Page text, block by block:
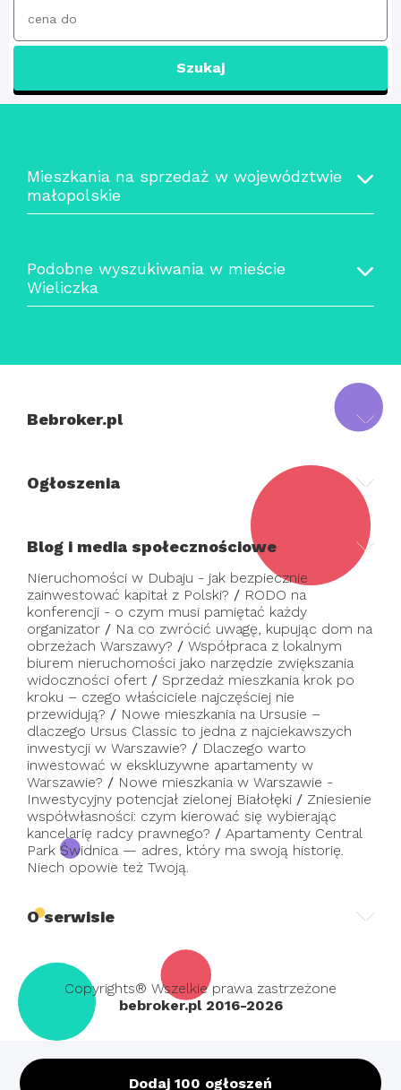
Dodaj 100 ogłoszeń
Szukaj
Mieszkania na sprzedaż w województwie
małopolskie
Podobne wyszukiwania w mieście
Wieliczka
Bebroker.pl
Ogłoszenia
Blog i media społecznościowe
Nieruchomości w Dubaju - jak bezpiecznie
zainwestować kapitał z Polski? / RODO na
konferencji - o czym musi pamiętać każdy
organizator / Na co zwrócić uwagę, kupując dom na
obrzeżach Warszawy? / Współpraca z lokalnym
biurem nieruchomości jako narzędzie zwiększania
widoczności ofert / Sprzedaż mieszkania krok po
kroku – czego właściciele najczęściej nie
przewidują? / Nowe mieszkania na Ursusie –
dlaczego Ursus Classic to jedna z najciekawszych
inwestycji w Warszawie? / Dlaczego warto
inwestować w ekskluzywne apartamenty w
Warszawie? / Nowe mieszkania w Warszawie -
Inwestycyjny potencjał zielonej Białołęki / Zniesienie
współwłasności: czym kierować się wybierając
kancelarię radcy prawnego? / Apartamenty Central
Park Świdnica — adres, który ma swoją historię.
Niech opowie też Twoją.
O serwisie
Copyrights® Wszelkie prawa zastrzeżone
bebroker.pl 2016-2026